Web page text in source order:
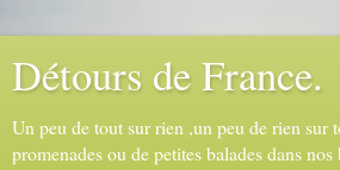
Détours de France.
Un peu de tout sur rien ,un peu de rien sur
promenades ou de petites balades dans